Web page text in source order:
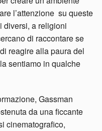
l’attenzione su queste
diversi, a religioni
di raccontare se
reagire alla paura del
sentiamo in qualche
Gassman
da una ficcante
cinematografico,